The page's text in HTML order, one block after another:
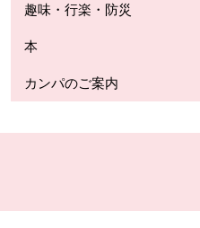
趣味・行楽・防災
本
カンパのご案内